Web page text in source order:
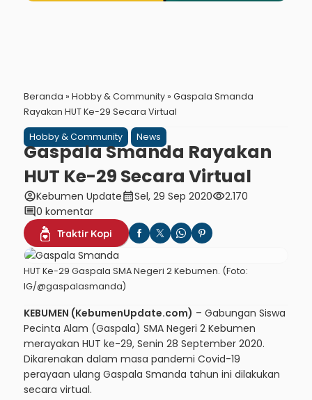
Beranda » Hobby & Community» Gaspala Smanda
Rayakan HUT Ke-29 Secara Virtual
Hobby & Community News
Gaspala Smanda Rayakan
HUT Ke-29 Secara Virtual
account_circleKebumen Updatecalendar_monthSel, 29 Sep 2020visibility2.170
comment0 komentar
Traktir Kopi
HUT Ke-29 Gaspala SMA Negeri 2 Kebumen. (Foto:
IG/@gaspalasmanda)
KEBUMEN (KebumenUpdate.com) – Gabungan Siswa
Pecinta Alam (Gaspala) SMA Negeri 2 Kebumen
merayakan HUT ke-29, Senin 28 September 2020.
Dikarenakan dalam masa pandemi Covid-19
perayaan ulang Gaspala Smanda tahun ini dilakukan
secara virtual.